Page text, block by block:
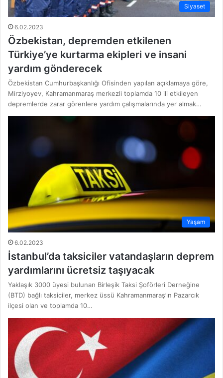
Siyaset
6.02.2023
Özbekistan, depremden etkilenen
Türkiye’ye kurtarma ekipleri ve insani
yardım gönderecek
Özbekistan Cumhurbaşkanlığı Ofisinden yapılan açıklamaya göre,
Mirziyoyev, Kahramanmaraş merkezli toplamda 10 ili etkileyen
depremlerde zarar görenlere yardım çalışmalarında yer almak…
Yaşam
6.02.2023
İstanbul’da taksiciler vatandaşların deprem
yardımlarını ücretsiz taşıyacak
Yaklaşık 3000 üyesi bulunan Birleşik Taksi Şoförleri Derneğine
(BTD) bağlı taksiciler, merkez üssü Kahramanmaraş’ın Pazarcık
ilçesi olan ve toplamda 10…